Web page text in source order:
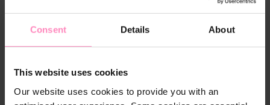
Consent Details About
This website uses cookies
Our website uses cookies to provide you with an
Biozidprodukte vorsichtig verwenden.
Vor Gebrauch stets Etikett und
Achtung! Gefahren- und Warnhinweise beachten!
Außerhalb der Reichweite von Kindern aufbewahren!